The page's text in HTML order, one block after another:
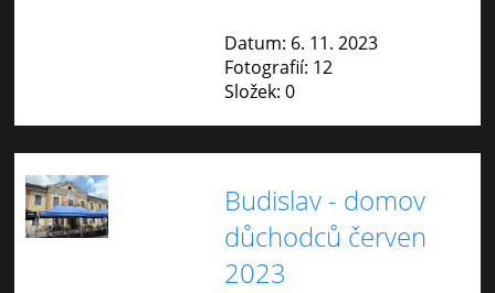
Datum: 6. 11. 2023
Fotografií: 12
Složek: 0
Budislav - domov
důchodců červen
2023